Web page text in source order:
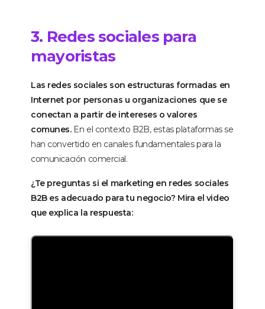
3. Redes sociales para
mayoristas
Las redes sociales son estructuras formadas en
Internet por personas u organizaciones que se
conectan a partir de intereses o valores
comunes.En el contexto B2B, estas plataformas se
han convertido en canales fundamentales para la
comunicación comercial.
¿Te preguntas si el marketing en redes sociales
B2B es adecuado para tu negocio? Mira el video
que explica la respuesta: